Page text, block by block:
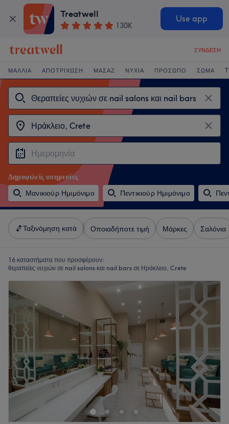
Treatwell
130K
Use app
ΣΎΝΔΕΣΗ
ΜΑΛΛΙΆ ΑΠΟΤΡΊΧΩΣΗ ΜΑΣΆΖ ΝΎΧΙΑ ΠΡΌΣΩΠΟ ΣΏΜΑ
Δημοφιλείς υπηρεσίες
Μανικιούρ Ημιμόνιμο
Πεντικιούρ Ημιμόνιμο
Ταξινόμηση κατά Οποιαδήποτε τιμή Μάρκες Σαλόνια
16 καταστήματα που προσφέρουν:
θεραπείες νυχιών σε nail salons και nail bars σε Ηράκλειο, Crete